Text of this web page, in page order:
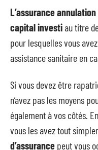
L’assurance annulation
capital investiau titre
pour lesquelles vous
assistance sanitaire en
Si vous devez être
n’avez pas les moyens
également à vos côtés.
vous les avez tout
d’assurance peut vous